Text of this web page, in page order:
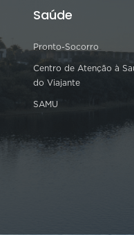
Saúde
Pronto-Socorro
Centro de Atenção à
do Viajante
SAMU